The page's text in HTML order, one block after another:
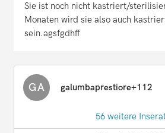
Sie ist noch nicht kastriert/
Monaten wird sie also auch
sein.agsfgdhff
GA galumbaprestiore+112
56 weitere